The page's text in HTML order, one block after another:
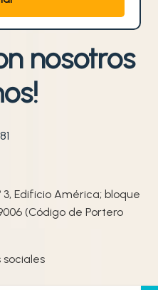
nosotros
3, Edificio América; bloque
(Código de Portero
sociales